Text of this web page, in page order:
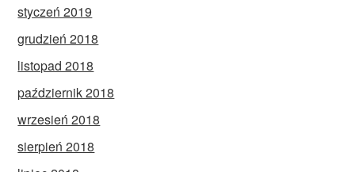
styczeń 2019
grudzień 2018
listopad 2018
październik 2018
wrzesień 2018
sierpień 2018